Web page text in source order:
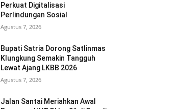
Perkuat Digitalisasi
Perlindungan Sosial
Agustus 7, 2026
Bupati Satria Dorong Satlinmas
Klungkung Semakin Tangguh
Lewat Ajang LKBB 2026
Agustus 7, 2026
Jalan Santai Meriahkan Awal